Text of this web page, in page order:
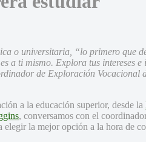
o universitaria, “lo primero que
a ti mismo. Explora tus intereses
de Exploración Vocacional
a la educación superior, desde la
, conversamos con el
elegir la mejor opción a la hora de